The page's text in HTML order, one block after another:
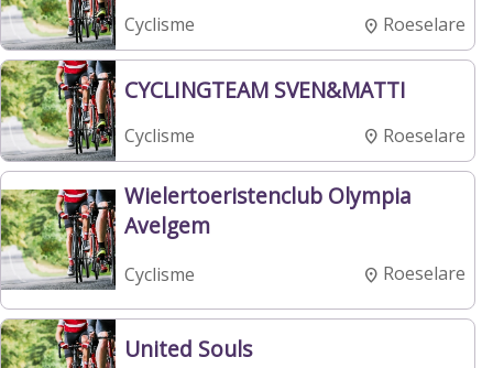
Cyclisme Roeselare
CYCLINGTEAM SVEN&MATTI
Cyclisme Roeselare
Wielertoeristenclub Olympia
Avelgem
Cyclisme Roeselare
United Souls